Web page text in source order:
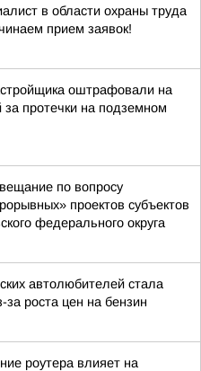
в области охраны труда
прием заявок!
оштрафовали на
за протечки на подземном
по вопросу
проектов субъектов
федерального округа
автолюбителей стала
за роста цен на бензин
роутера влияет на